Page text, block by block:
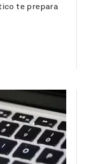
te prepara